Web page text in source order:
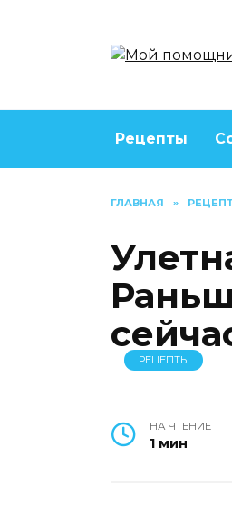
Рецепты
ГЛАВНАЯ »
РЕЦЕПТЫ
НА ЧТЕНИЕ
1 мин